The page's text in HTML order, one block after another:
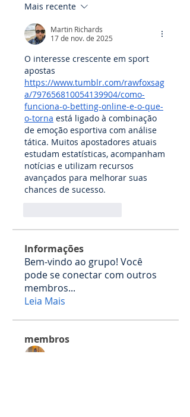
Mais recente
Martin Richards
17 de nov. de 2025
O interesse crescente em sport
https://www.tumblr.com/rawfoxsag
a/797656810054139904/como-
funciona-o-betting-online-e-o-que-
o-torna está ligado à combinação
de emoção esportiva com análise
tática. Muitos apostadores atuais
estudam estatísticas, acompanham
notícias e utilizam recursos
avançados para melhorar suas
chances de sucesso.
Informações
Bem-vindo ao grupo! Você
pode se conectar com outros
membros...
Leia Mais
membros